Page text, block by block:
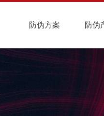
防伪方案 防伪